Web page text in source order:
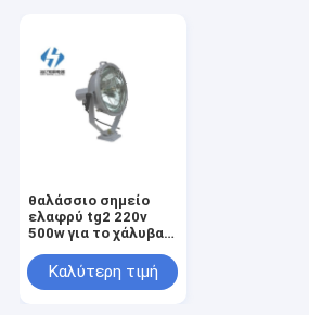
θαλάσσιο σημείο
ελαφρύ tg2 220v
500w για το χάλυβα
Καλύτερη τιμή